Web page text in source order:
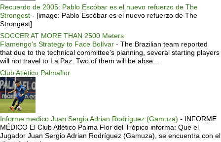
Recuerdo de 2005: Pablo Escóbar es el nuevo refuerzo de The
Strongest - [image: Pablo Escóbar es el nuevo refuerzo de The
Strongest]
SOCCER AT MORE THAN 2500 Meters
Flamengo's Strategy to Face Bolívar - The Brazilian team reported
that due to the technical committee's planning, several starting players
will not travel to La Paz. Two of them will be abse...
Club Atlético Palmaflor
Informe medico Juan Sergio Adrian Rodríguez (Gamuza) - INFORME
MÉDICO El Club Atlético Palma Flor del Trópico informa: Que el
Jugador Juan Sergio Adrian Rodríguez (Gamuza), se encuentra con el